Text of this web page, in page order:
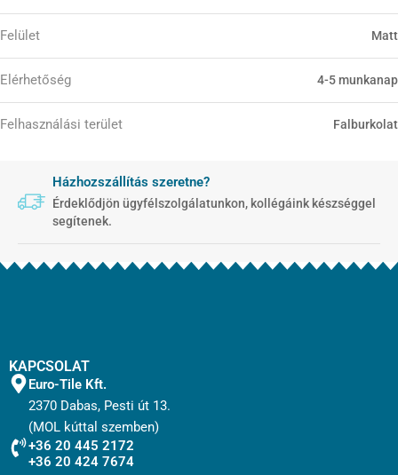
Felület Matt
Elérhetőség 4-5 munkanap
Felhasználási terület Falburkolat
Házhozszállítás szeretne?
Érdeklődjön ügyfélszolgálatunkon, kollégáink készséggel
segítenek.
KAPCSOLAT
Euro-Tile Kft.
2370 Dabas, Pesti út 13.
(MOL kúttal szemben)
+36 20 445 2172
+36 20 424 7674